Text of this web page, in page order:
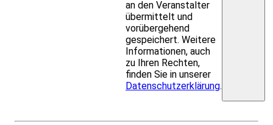
an den Veranstalter
übermittelt und
vorübergehend
gespeichert. Weitere
Informationen, auch
zu Ihren Rechten,
finden Sie in unserer
Datenschutzerklärung.